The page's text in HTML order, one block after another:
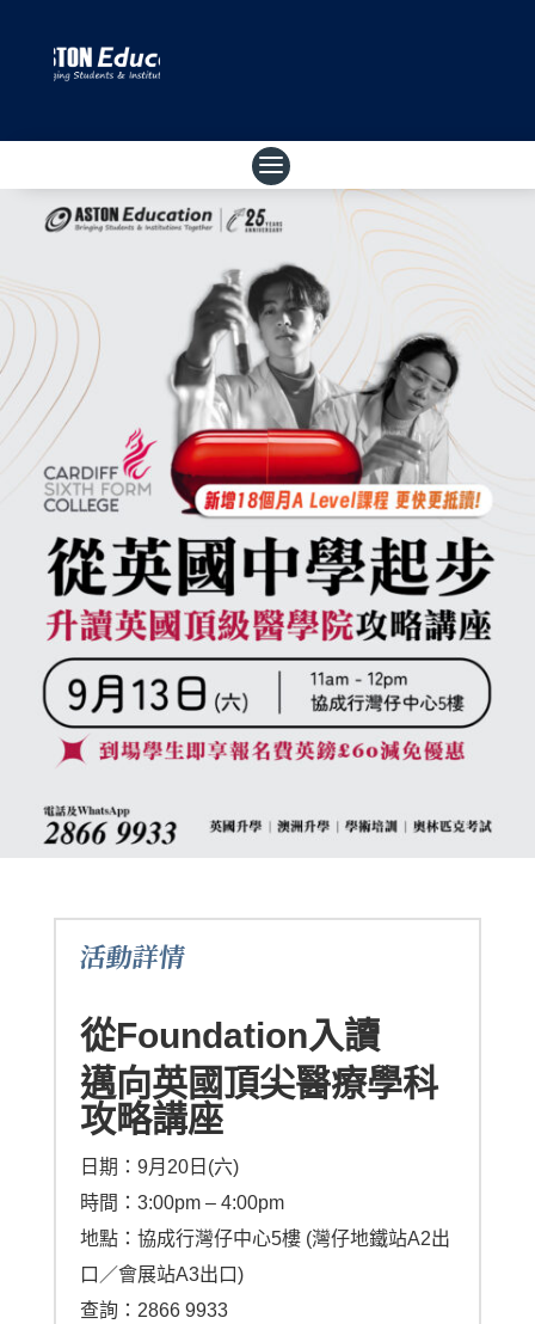
活動詳情
從Foundation入讀
邁向英國頂尖醫療學科
攻略講座
日期：9月20日(六)
時間：3:00pm – 4:00pm
地點：協成行灣仔中心5樓 (灣仔地鐵站A2出
口／會展站A3出口)
查詢：2866 9933